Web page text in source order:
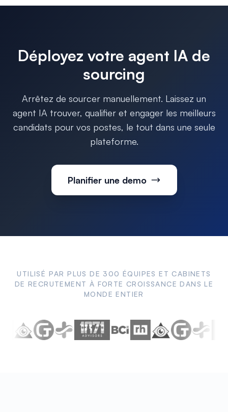
Déployez votre agent IA de
sourcing
Arrêtez de sourcer manuellement. Laissez un
agent IA trouver, qualifier et engager les meilleurs
candidats pour vos postes, le tout dans une seule
plateforme.
Planifier une demo
UTILISÉ PAR PLUS DE 300 ÉQUIPES ET CABINETS
DE RECRUTEMENT À FORTE CROISSANCE DANS LE
MONDE ENTIER